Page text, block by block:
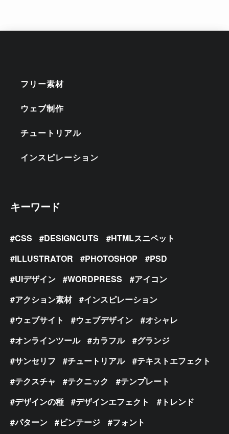
フリー素材
ウェブ制作
チュートリアル
インスピレーション
キーワード
CSS DESIGNCUTS
HTMLスニペット
ILLUSTRATOR
PHOTOSHOP
PSD
UIデザイン
WORDPRESS
アイコン
アクション素材
インスピレーション
ウェブサイト
ウェブデザイン
オシャレ
オンラインツール
カラフル
グランジ
サンセリフ
チュートリアル
テキストエフェクト
テクスチャ
テクニック
テンプレート
デザインの種
デザインエフェクト
トレンド
パターン
ビンテージ
フォント